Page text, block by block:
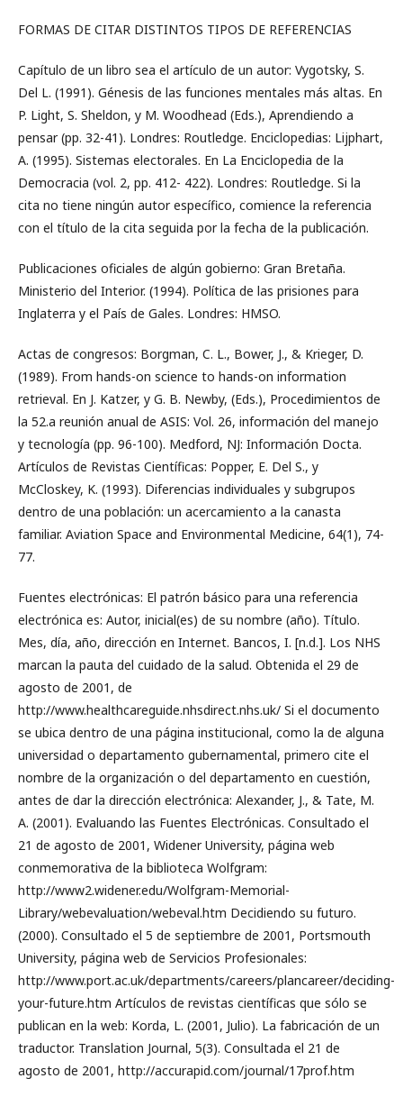
FORMAS DE CITAR DISTINTOS TIPOS DE REFERENCIAS
Capítulo de un libro sea el artículo de un autor: Vygotsky, S.
Del L. (1991). Génesis de las funciones mentales más altas. En
P. Light, S. Sheldon, y M. Woodhead (Eds.), Aprendiendo a
pensar (pp. 32-41). Londres: Routledge. Enciclopedias: Lijphart,
A. (1995). Sistemas electorales. En La Enciclopedia de la
Democracia (vol. 2, pp. 412- 422). Londres: Routledge. Si la
cita no tiene ningún autor específico, comience la referencia
con el título de la cita seguida por la fecha de la publicación.
Publicaciones oficiales de algún gobierno: Gran Bretaña.
Ministerio del Interior. (1994). Política de las prisiones para
Inglaterra y el País de Gales. Londres: HMSO.
Actas de congresos: Borgman, C. L., Bower, J., & Krieger, D.
(1989). From hands-on science to hands-on information
retrieval. En J. Katzer, y G. B. Newby, (Eds.), Procedimientos de
la 52.a reunión anual de ASIS: Vol. 26, información del manejo
y tecnología (pp. 96-100). Medford, NJ: Información Docta.
Artículos de Revistas Científicas: Popper, E. Del S., y
McCloskey, K. (1993). Diferencias individuales y subgrupos
dentro de una población: un acercamiento a la canasta
familiar. Aviation Space and Environmental Medicine, 64(1), 74-
77.
Fuentes electrónicas: El patrón básico para una referencia
electrónica es: Autor, inicial(es) de su nombre (año). Título.
Mes, día, año, dirección en Internet. Bancos, I. [n.d.]. Los NHS
marcan la pauta del cuidado de la salud. Obtenida el 29 de
agosto de 2001, de
http://www.healthcareguide.nhsdirect.nhs.uk/ Si el documento
se ubica dentro de una página institucional, como la de alguna
universidad o departamento gubernamental, primero cite el
nombre de la organización o del departamento en cuestión,
antes de dar la dirección electrónica: Alexander, J., & Tate, M.
A. (2001). Evaluando las Fuentes Electrónicas. Consultado el
21 de agosto de 2001, Widener University, página web
conmemorativa de la biblioteca Wolfgram:
http://www2.widener.edu/Wolfgram-Memorial-
Library/webevaluation/webeval.htm Decidiendo su futuro.
(2000). Consultado el 5 de septiembre de 2001, Portsmouth
University, página web de Servicios Profesionales:
http://www.port.ac.uk/departments/careers/plancareer/deciding-
your-future.htm Artículos de revistas científicas que sólo se
publican en la web: Korda, L. (2001, Julio). La fabricación de un
traductor. Translation Journal, 5(3). Consultada el 21 de
agosto de 2001, http://accurapid.com/journal/17prof.htm